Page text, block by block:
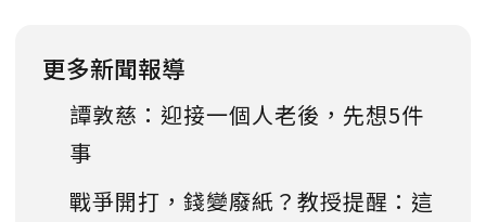
更多新聞報導
譚敦慈：迎接一個人老後，先想5件
事
戰爭開打，錢變廢紙？教授提醒：這